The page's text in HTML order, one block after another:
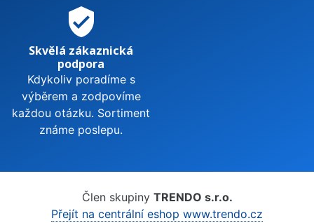
verified_user
Skvělá zákaznická
podpora
Kdykoliv poradíme s
výběrem a zodpovíme
každou otázku. Sortiment
známe poslepu.
Člen skupiny TRENDO s.r.o.
Přejít na centrální eshop www.trendo.cz